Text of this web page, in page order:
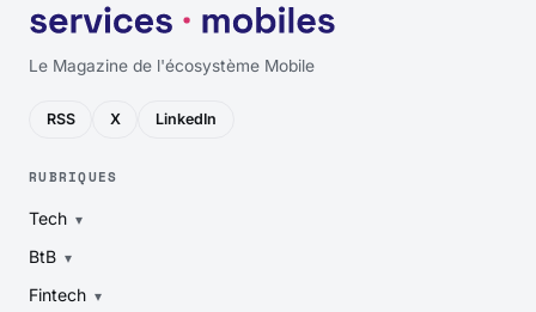
Le Magazine de l'écosystème Mobile
RSS X LinkedIn
RUBRIQUES
Tech
BtB
Fintech